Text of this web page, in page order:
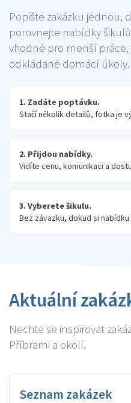
Popište zakázku
porovnejte nabídky
vhodné pro menší
odkládané domácí úkoly.
1. Zadáte poptávku.
Stačí několik detailů, fotka je
2. Přijdou nabídky.
Vidíte cenu, komunikaci a
3. Vyberete šikulu.
Bez závazku, dokud si
Aktuální
Nechte se inspirovat
Příbrami a okolí.
Seznam zakázek